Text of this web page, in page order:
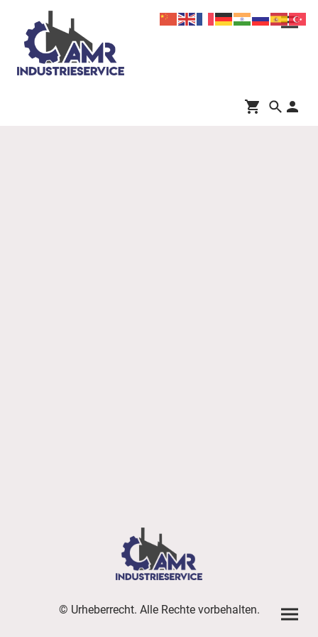
© Urheberrecht. Alle Rechte vorbehalten.